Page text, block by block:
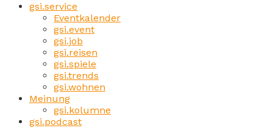
gsi.service
Eventkalender
gsi.event
gsi.job
gsi.reisen
gsi.spiele
gsi.trends
gsi.wohnen
Meinung
gsi.kolumne
gsi.podcast